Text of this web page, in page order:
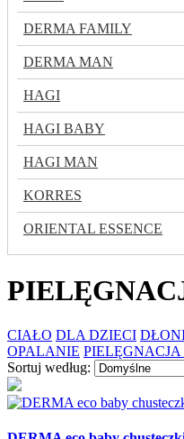
DERMA FAMILY
DERMA MAN
HAGI
HAGI BABY
HAGI MAN
KORRES
ORIENTAL ESSENCE
CIAŁO DLA DZIECI
OPALANIE
Sortuj według: